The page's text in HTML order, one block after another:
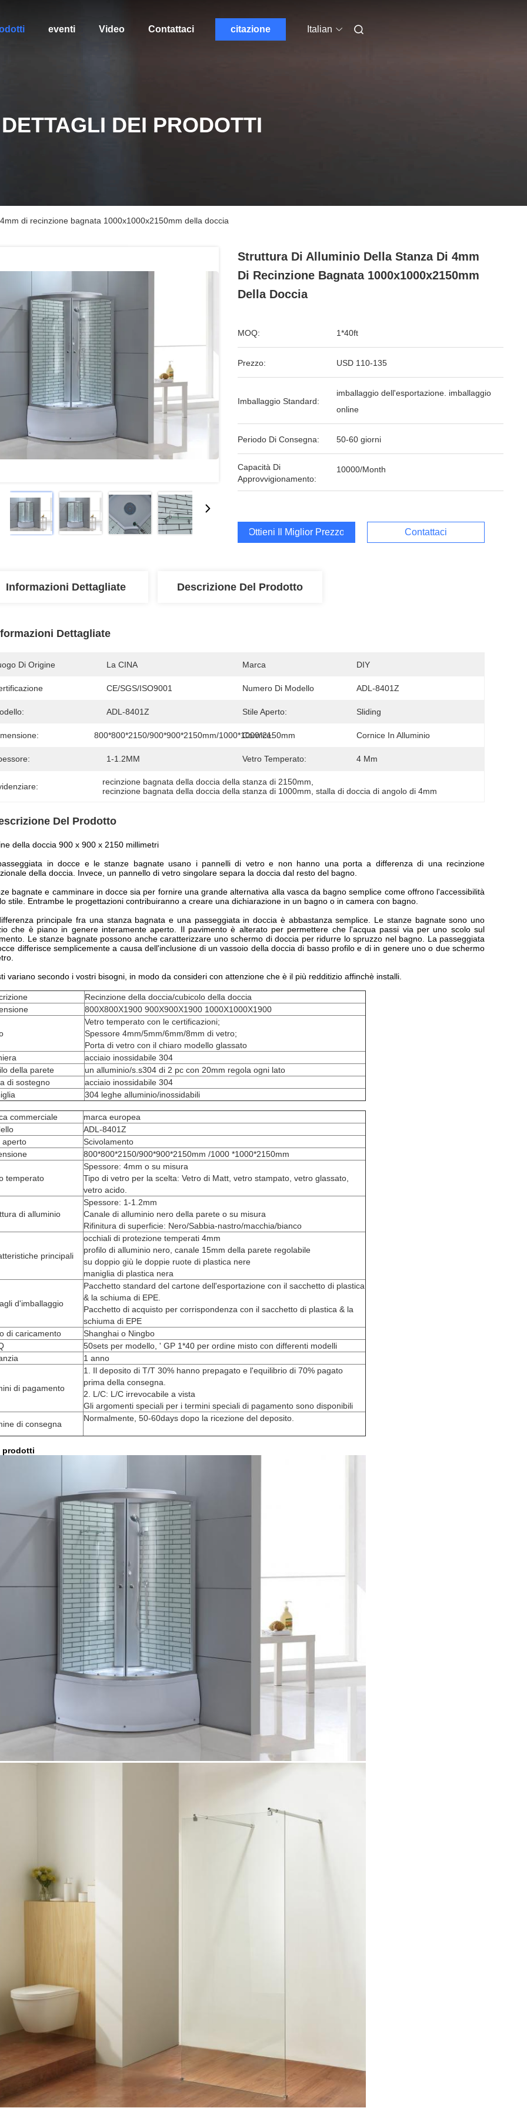
eventi Video Contattaci citazione Italian
DETTAGLI DEI PRODOTTI
di recinzione bagnata 1000x1000x2150mm della doccia
Struttura Di Alluminio Della Stanza Di 4mm
Di Recinzione Bagnata 1000x1000x2150mm
Della Doccia
MOQ: 1*40ft
Prezzo: USD 110-135
Imballaggio Standard:
imballaggio dell'esportazione. imballaggio
online
Periodo Di Consegna: 50-60 giorni
Capacità Di
Approvvigionamento:
10000/Month
Ottieni Il Miglior Prezzo Contattaci
Informazioni Dettagliate Descrizione Del Prodotto
Dettagliate
Di Origine La CINA Marca DIY
CE/SGS/ISO9001 Numero Di Modello ADL-8401Z
ADL-8401Z Stile Aperto: Sliding
800*800*2150/900*900*2150mm/1000*1000*2150mm
Cornice: Cornice In Alluminio
1-1.2MM Vetro Temperato: 4 Mm
recinzione bagnata della doccia della stanza di 2150mm
recinzione bagnata della doccia della stanza di 1000mm , stalla di doccia di angolo di 4mm
Del Prodotto
della doccia 900 x 900 x 2150 millimetri
in docce e le stanze bagnate usano i pannelli di vetro e non hanno una porta a differenza di una recinzione
della doccia. Invece, un pannello di vetro singolare separa la doccia dal resto del bagno.
bagnate e camminare in docce sia per fornire una grande alternativa alla vasca da bagno semplice come offrono l'accessibilità
stile. Entrambe le progettazioni contribuiranno a creare una dichiarazione in un bagno o in camera con bagno.
principale fra una stanza bagnata e una passeggiata in doccia è abbastanza semplice. Le stanze bagnate sono uno
che è piano in genere interamente aperto. Il pavimento è alterato per permettere che l'acqua passi via per uno scolo sul
Le stanze bagnate possono anche caratterizzare uno schermo di doccia per ridurre lo spruzzo nel bagno. La passeggiata
differisce semplicemente a causa dell'inclusione di un vassoio della doccia di basso profilo e di in genere uno o due schermo
variano secondo i vostri bisogni, in modo da consideri con attenzione che è il più redditizio affinchè installi.
Recinzione della doccia/cubicolo della doccia
800X800X1900 900X900X1900 1000X1000X1900
Vetro temperato con le certificazioni;
Spessore 4mm/5mm/6mm/8mm di vetro;
Porta di vetro con il chiaro modello glassato
acciaio inossidabile 304
della parete
un alluminio/s.s304 di 2 pc con 20mm regola ogni lato
di sostegno
acciaio inossidabile 304
304 leghe alluminio/inossidabili
commerciale
marca europea
ADL-8401Z
aperto
Scivolamento
800*800*2150/900*900*2150mm /1000 *1000*2150mm
temperato
Spessore: 4mm o su misura
Tipo di vetro per la scelta: Vetro di Matt, vetro stampato, vetro glassato,
vetro acido.
di alluminio
Spessore: 1-1.2mm
Canale di alluminio nero della parete o su misura
Rifinitura di superficie: Nero/Sabbia-nastro/macchia/bianco
principali
occhiali di protezione temperati 4mm
profilo di alluminio nero, canale 15mm della parete regolabile
su doppio giù le doppie ruote di plastica nere
maniglia di plastica nera
d'imballaggio
Pacchetto standard del cartone dell'esportazione con il sacchetto di plastica
& la schiuma di EPE.
Pacchetto di acquisto per corrispondenza con il sacchetto di plastica & la
schiuma di EPE
di caricamento
Shanghai o Ningbo
50sets per modello, ' GP 1*40 per ordine misto con differenti modelli
1 anno
di pagamento
1. Il deposito di T/T 30% hanno prepagato e l'equilibrio di 70% pagato
prima della consegna.
2. L/C: L/C irrevocabile a vista
Gli argomenti speciali per i termini speciali di pagamento sono disponibili
di consegna
Normalmente, 50-60days dopo la ricezione del deposito.
prodotti